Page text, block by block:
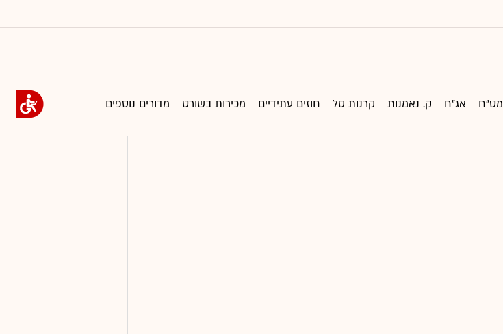
מט"ח אג"ח ק. נאמנות קרנות סל חוזים עתידיים מכירות בשורט מדורים נוספים